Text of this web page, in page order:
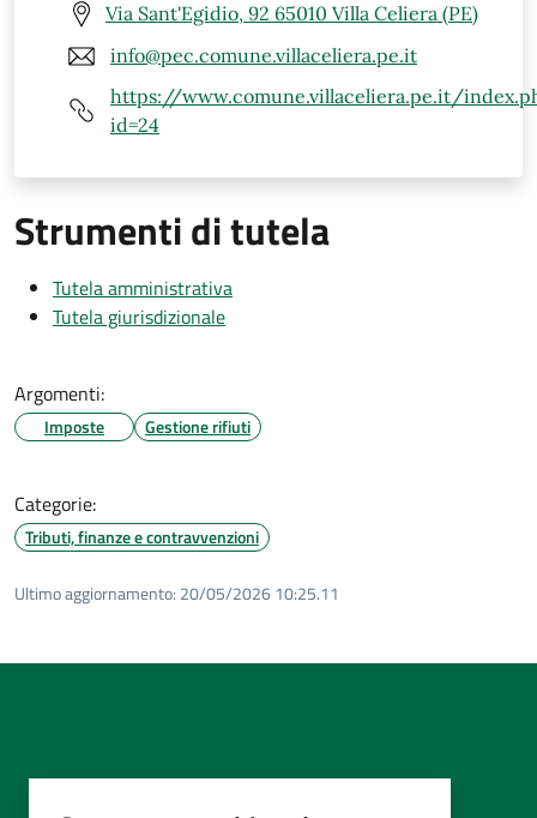
Via Sant'Egidio, 92 65010 Villa Celiera (PE)
info@pec.comune.villaceliera.pe.it
https://www.comune.villaceliera.pe.it/
id=24
Strumenti di tutela
Tutela amministrativa
Tutela giurisdizionale
Argomenti:
Imposte Gestione rifiuti
Categorie:
Tributi, finanze e contravvenzioni
Ultimo aggiornamento: 20/05/2026 10:25.11